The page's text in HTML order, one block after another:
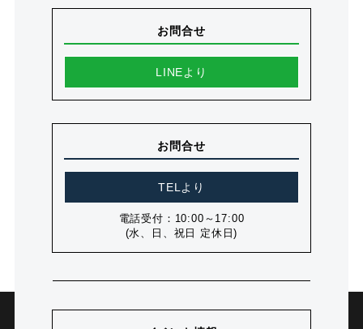
お問合せ
LINEより
お問合せ
TELより
電話受付：10:00～17:00
(水、日、祝日 定休日)